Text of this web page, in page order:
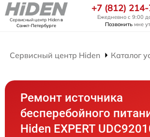
Сервисный центр Hidenв
Санкт-Петербурге
+7 (812)
Ежедневно с 9:00
Позвонить мне
Сервисный центр Hiden Каталог
Ремонт источника
бесперебойного
Hiden EXPERT